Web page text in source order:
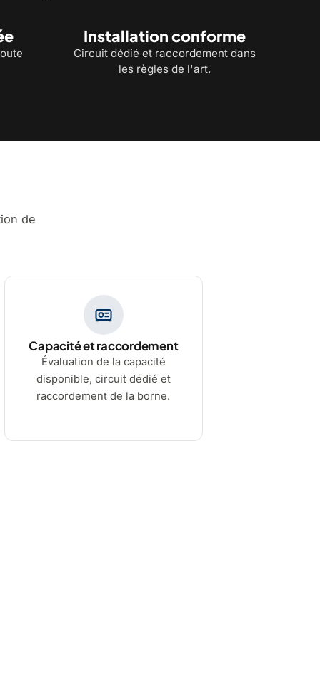
Installation conforme
Circuit dédié et raccordement dans
les règles de l'art.
de
Capacité et raccordement
Évaluation de la capacité
disponible, circuit dédié et
raccordement de la borne.